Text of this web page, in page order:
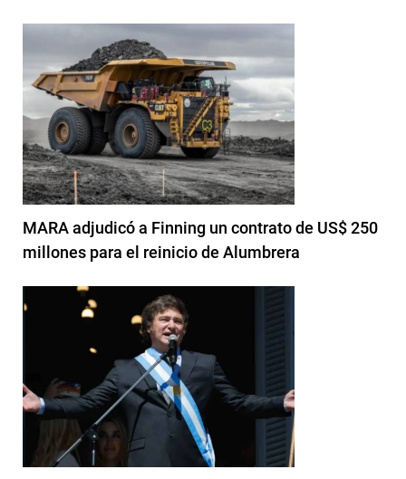
MARA adjudicó a Finning un contrato de US$ 250
millones para el reinicio de Alumbrera